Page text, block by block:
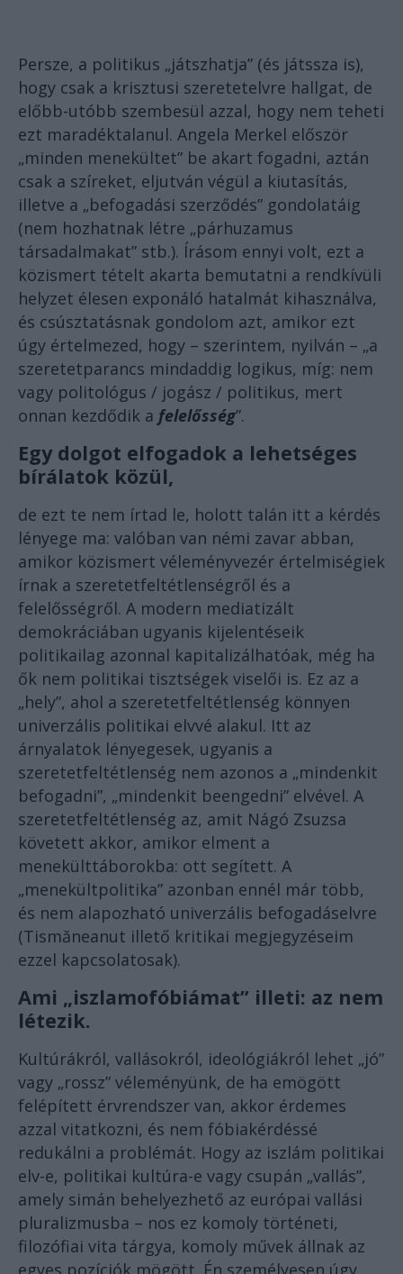
Persze, a politikus „játszhatja” (és játssza is),
hogy csak a krisztusi szeretetelvre hallgat, de
előbb-utóbb szembesül azzal, hogy nem teheti
ezt maradéktalanul. Angela Merkel először
„minden menekültet” be akart fogadni, aztán
csak a szíreket, eljutván végül a kiutasítás,
illetve a „befogadási szerződés” gondolatáig
(nem hozhatnak létre „párhuzamus
társadalmakat” stb.). Írásom ennyi volt, ezt a
közismert tételt akarta bemutatni a rendkívüli
helyzet élesen exponáló hatalmát kihasználva,
és csúsztatásnak gondolom azt, amikor ezt
úgy értelmezed, hogy – szerintem, nyilván – „a
szeretetparancs mindaddig logikus, míg: nem
vagy politológus / jogász / politikus, mert
onnan kezdődik a felelősség”.
Egy dolgot elfogadok a lehetséges
bírálatok közül,
de ezt te nem írtad le, holott talán itt a kérdés
lényege ma: valóban van némi zavar abban,
amikor közismert véleményvezér értelmiségiek
írnak a szeretetfeltétlenségről és a
felelősségről. A modern mediatizált
demokráciában ugyanis kijelentéseik
politikailag azonnal kapitalizálhatóak, még ha
ők nem politikai tisztségek viselői is. Ez az a
„hely”, ahol a szeretetfeltétlenség könnyen
univerzális politikai elvvé alakul. Itt az
árnyalatok lényegesek, ugyanis a
szeretetfeltétlenség nem azonos a „mindenkit
befogadni”, „mindenkit beengedni” elvével. A
szeretetfeltétlenség az, amit Nágó Zsuzsa
követett akkor, amikor elment a
menekülttáborokba: ott segített. A
„menekültpolitika” azonban ennél már több,
és nem alapozható univerzális befogadáselvre
(Tismăneanut illető kritikai megjegyzéseim
ezzel kapcsolatosak).
Ami „iszlamofóbiámat” illeti: az nem
létezik.
Kultúrákról, vallásokról, ideológiákról lehet „jó”
vagy „rossz” véleményünk, de ha emögött
felépített érvrendszer van, akkor érdemes
azzal vitatkozni, és nem fóbiakérdéssé
redukálni a problémát. Hogy az iszlám politikai
elv-e, politikai kultúra-e vagy csupán „vallás”,
amely simán behelyezhető az európai vallási
pluralizmusba – nos ez komoly történeti,
filozófiai vita tárgya, komoly művek állnak az
egyes pozíciók mögött. Én személyesen úgy